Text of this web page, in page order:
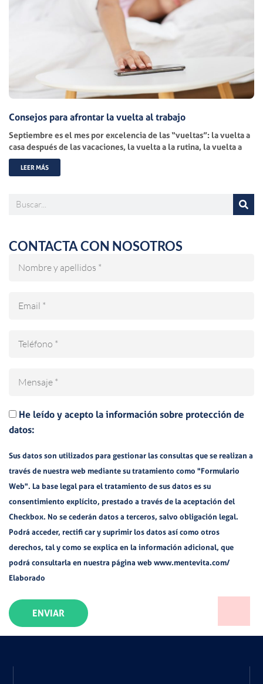
Consejos para afrontar la vuelta al trabajo
Septiembre es el mes por excelencia de las “vueltas”: la vuelta a
casa después de las vacaciones, la vuelta a la rutina, la vuelta a
LEER MÁS
Buscar
CONTACTA CON NOSOTROS
He leído y acepto la información sobre protección de
datos:
Sus datos son utilizados para gestionar las consultas que se realizan a
través de nuestra web mediante su tratamiento como "Formulario
Web". La base legal para el tratamiento de sus datos es su
consentimiento explícito, prestado a través de la aceptación del
Checkbox. No se cederán datos a terceros, salvo obligación legal.
Podrá acceder, rectifi car y suprimir los datos así como otros
derechos, tal y como se explica en la información adicional, que
podrá consultarla en nuestra página web www.mentevita.com/
Elaborado
ENVIAR